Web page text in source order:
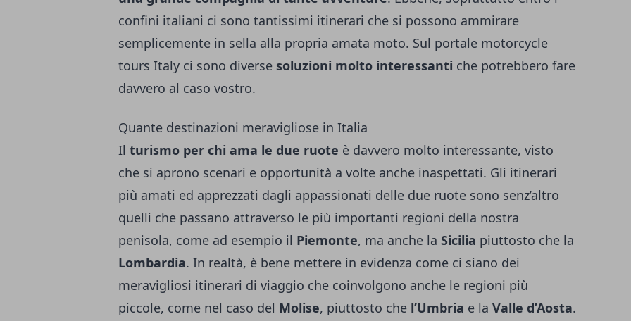
confini italiani ci sono tantissimi itinerari che si possono ammirare
semplicemente in sella alla propria amata moto. Sul portale motorcycle
tours Italy ci sono diverse soluzioni molto interessanti che potrebbero fare
davvero al caso vostro.
Quante destinazioni meravigliose in Italia
Il turismo per chi ama le due ruote è davvero molto interessante, visto
che si aprono scenari e opportunità a volte anche inaspettati. Gli itinerari
più amati ed apprezzati dagli appassionati delle due ruote sono senz’altro
quelli che passano attraverso le più importanti regioni della nostra
penisola, come ad esempio il Piemonte, ma anche la Sicilia piuttosto che la
Lombardia. In realtà, è bene mettere in evidenza come ci siano dei
meravigliosi itinerari di viaggio che coinvolgono anche le regioni più
piccole, come nel caso del Molise, piuttosto che l’Umbria e la Valle d’Aosta.